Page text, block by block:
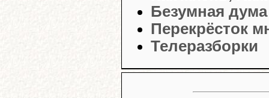
Безумная дума
Перекрёсток
Телеразборки